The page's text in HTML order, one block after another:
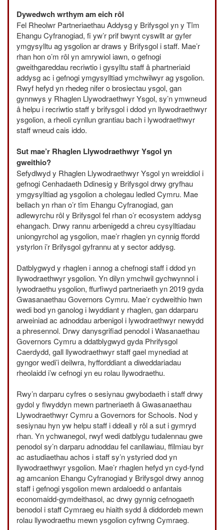
Dywedwch wrthym am eich rôl
Fel Rheolwr Partneriaethau Addysg y Brifysgol yn y Tîm
Ehangu Cyfranogiad, fi yw’r prif bwynt cyswllt ar gyfer
ymgysylltu ag ysgolion ar draws y Brifysgol i staff. Mae’r
rhan hon o’m rôl yn amrywiol iawn, o gefnogi
gweithgareddau recriwtio i gysylltu staff â phartneriaid
addysg ac i gefnogi ymgysylltiad ymchwilwyr ag ysgolion.
Rwyf hefyd yn rhedeg nifer o brosiectau ysgol, gan
gynnwys y Rhaglen Llywodraethwyr Ysgol, sy’n ymwneud
â helpu i recriwtio staff y brifysgol i ddod yn llywodraethwyr
ysgolion, a rheoli cynllun grantiau bach i lywodraethwyr
staff wneud cais iddo.
Sut mae’r Rhaglen Llywodraethwyr Ysgol yn
gweithio?
Sefydlwyd y Rhaglen Llywodraethwyr Ysgol yn wreiddiol i
gefnogi Cenhadaeth Ddinesig y Brifysgol drwy gryfhau
ymgysylltiad ag ysgolion a cholegau ledled Cymru. Mae
bellach yn rhan o’r tîm Ehangu Cyfranogiad, gan
adlewyrchu rôl y Brifysgol fel rhan o’r ecosystem addysg
ehangach. Drwy rannu arbenigedd a chreu cysylltiadau
uniongyrchol ag ysgolion, mae’r rhaglen yn cynnig ffordd
ystyrlon i’r Brifysgol gyfrannu at y sector addysg.
Datblygwyd y rhaglen i annog a chefnogi staff i ddod yn
llywodraethwyr ysgolion. Yn dilyn ymchwil gychwynnol i
lywodraethu ysgolion, ffurfiwyd partneriaeth yn 2019 gyda
Gwasanaethau Governors Cymru. Mae’r cydweithio hwn
wedi bod yn ganolog i lwyddiant y rhaglen, gan ddarparu
arweiniad ac adnoddau arbenigol i lywodraethwyr newydd
a phresennol. Drwy danysgrifiad penodol i Wasanaethau
Governors Cymru a ddatblygwyd gyda Phrifysgol
Caerdydd, gall llywodraethwyr staff gael mynediad at
gyngor wedi’i deilwra, hyfforddiant a diweddariadau
rheolaidd i’w cefnogi yn eu rolau llywodraethu.
Rwy’n darparu cyfres o sesiynau gwybodaeth i staff drwy
gydol y flwyddyn mewn partneriaeth â Gwasanaethau
Llywodraethwyr Cymru a Governors for Schools. Nod y
sesiynau hyn yw helpu staff i ddeall y rôl a sut i gymryd
rhan. Yn ychwanegol, rwyf wedi datblygu tudalennau gwe
penodol sy’n darparu adnoddau fel canllawiau, ffilmiau byr
ac astudiaethau achos i staff sy’n ystyried dod yn
llywodraethwyr ysgolion. Mae’r rhaglen hefyd yn cyd-fynd
ag amcanion Ehangu Cyfranogiad y Brifysgol drwy annog
staff i gefnogi ysgolion mewn ardaloedd o anfantais
economaidd-gymdeithasol, ac drwy gynnig cefnogaeth
benodol i staff Cymraeg eu hiaith sydd â diddordeb mewn
rolau llywodraethu mewn ysgolion cyfrwng Cymraeg.